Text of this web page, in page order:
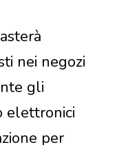
nei negozi
gli
elettronici
per